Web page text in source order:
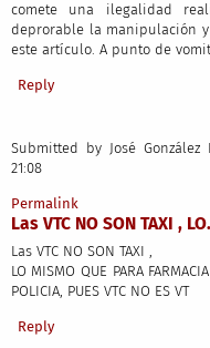
comete una ilegalidad
deprorable la manipulación
este artículo. A punto de
Reply
Submitted by José
21:08
Permalink
Las VTC NO SON TAXI ,
Las VTC NO SON TAXI ,
LO MISMO QUE PARA
POLICIA, PUES VTC NO ES VT
Reply